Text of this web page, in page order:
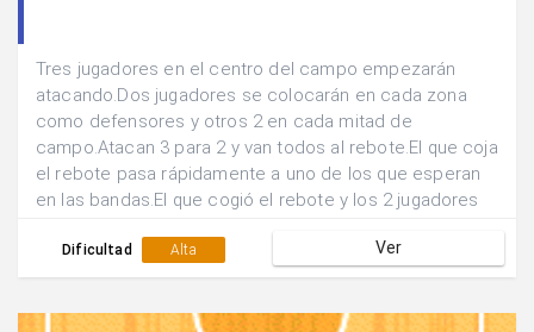
Tres jugadores en el centro del campo empezarán
atacando.Dos jugadores se colocarán en cada zona
como defensores y otros 2 en cada mitad de
campo.Atacan 3 para 2 y van todos al rebote.El que coja
el rebote pasa rápidamente a uno de los que esperan
en las bandas.El que cogió el rebote y los 2 jugadores
4 que se quedan se reparten:2 defienden y 2 esperan
en las bandas.
Dificultad Alta Ver